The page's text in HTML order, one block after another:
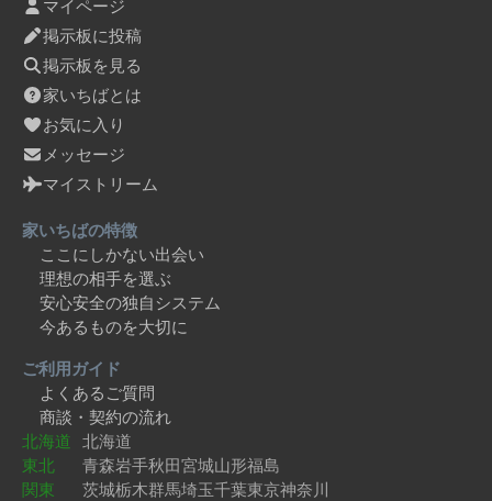
マイページ
掲示板に投稿
掲示板を見る
家いちばとは
お気に入り
メッセージ
マイストリーム
家いちばの特徴
ここにしかない出会い
理想の相手を選ぶ
安心安全の独自システム
今あるものを大切に
ご利用ガイド
よくあるご質問
商談・契約の流れ
北海道 北海道
東北
青森岩手秋田宮城山形福島
関東
茨城栃木群馬埼玉千葉東京神奈川